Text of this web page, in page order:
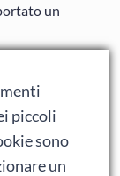
un
piccoli
sono
un